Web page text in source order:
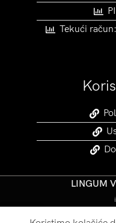
Tekući
LINGUM